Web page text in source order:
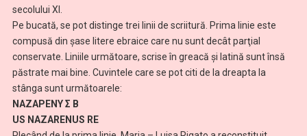
secolului XI.
Pe bucată, se pot distinge trei linii de scriitură. Prima linie este
compusă din şase litere ebraice care nu sunt decât parţial
conservate. Liniile următoare, scrise în greacă şi latină sunt însă
păstrate mai bine. Cuvintele care se pot citi de la dreapta la
stânga sunt următoarele:
NAZAPENY Σ B
US NAZARENUS RE